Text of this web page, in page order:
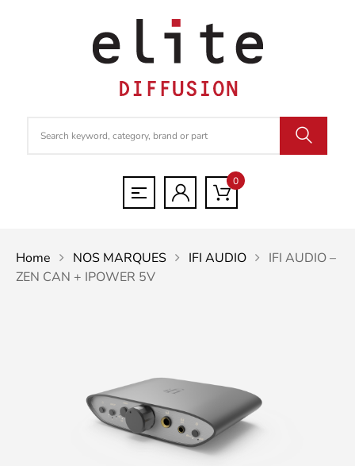
0
Home NOS MARQUES IFI AUDIO
IFI AUDIO –
ZEN CAN + IPOWER 5V